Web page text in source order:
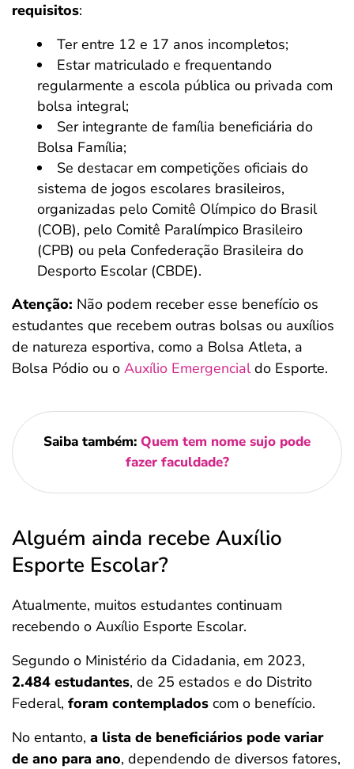
requisitos:
Ter entre 12 e 17 anos incompletos;
Estar matriculado e frequentando
regularmente a escola pública ou privada com
bolsa integral;
Ser integrante de família beneficiária do
Bolsa Família;
Se destacar em competições oficiais do
sistema de jogos escolares brasileiros,
organizadas pelo Comitê Olímpico do Brasil
(COB), pelo Comitê Paralímpico Brasileiro
(CPB) ou pela Confederação Brasileira do
Desporto Escolar (CBDE).
Atenção: Não podem receber esse benefício os
estudantes que recebem outras bolsas ou auxílios
de natureza esportiva, como a Bolsa Atleta, a
Bolsa Pódio ou o Auxílio Emergencialdo Esporte.
Saiba também: Quem tem nome sujo pode
fazer faculdade?
Alguém ainda recebe Auxílio
Esporte Escolar?
Atualmente, muitos estudantes continuam
recebendo o Auxílio Esporte Escolar.
Segundo o Ministério da Cidadania, em 2023,
2.484 estudantes, de 25 estados e do Distrito
Federal, foram contemplados com o benefício.
No entanto, a lista de beneficiários pode variar
de ano para ano, dependendo de diversos fatores,